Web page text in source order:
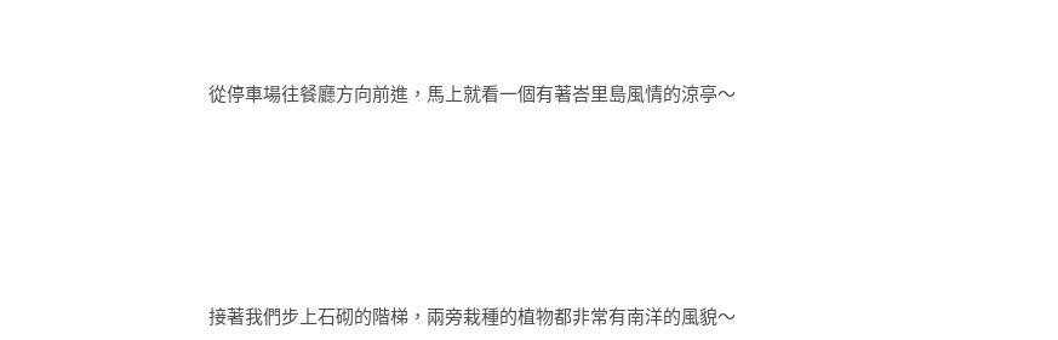
從停車場往餐廳方向前進，馬上就看一個有著峇里島風情的涼亭～
接著我們步上石砌的階梯，兩旁栽種的植物都非常有南洋的風貌～